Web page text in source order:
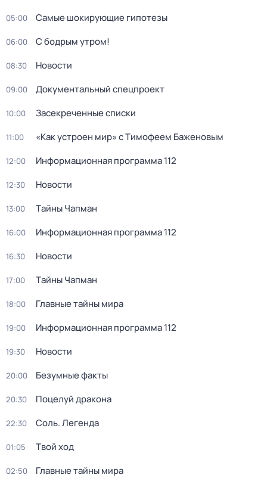
05:00 Самые шoкиpующие гипотезы
06:00 С бодрым утром!
08:30 Новости
09:00 Документальный спецпроект
10:00 Заcекрeченные списки
11:00 «Как устроен мир» с Тимофеем Баженовым
12:00 Информационная программа 112
12:30 Новости
13:00 Тaйны Чапман
16:00 Информационная программа 112
16:30 Новости
17:00 Тaйны Чапман
18:00 Главные тайны мира
19:00 Информационная программа 112
19:30 Новости
20:00 Безумные факты
20:30 Поцелуй дракона
22:30 Соль. Легенда
01:05 Твой ход
02:50 Главные тайны мира